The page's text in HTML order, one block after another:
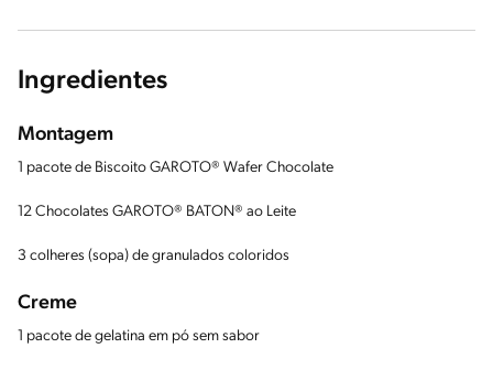
Ingredientes
Montagem
1 pacote de Biscoito GAROTO® Wafer Chocolate
12 Chocolates GAROTO® BATON® ao Leite
3 colheres (sopa) de granulados coloridos
Creme
1 pacote de gelatina em pó sem sabor